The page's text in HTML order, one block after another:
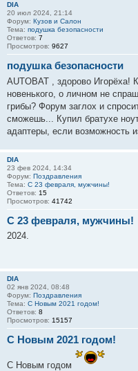
DIA
20 июл 2024, 21:14
Форум: Кузов и Салон
Тема: подушка безопасности
Ответов: 7
Просмотров: 9627
подушка безопасности
AUTOBAT , здорово Игорёха!
новенького, о личном не
грибы? Форум заглох и
сможешь... Купил братухе
адаптеры, если возможность
DIA
23 фев 2024, 14:34
Форум: Поздравления
Тема: С 23 февраля, мужчины!
Ответов: 15
Просмотров: 41742
С 23 февраля, мужчины!
2024.
DIA
02 янв 2024, 08:48
Форум: Поздравления
Тема: С Новым 2021 годом!
Ответов: 8
Просмотров: 15157
С Новым 2021 годом!
С Новым годом